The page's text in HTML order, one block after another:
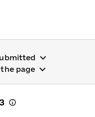
page